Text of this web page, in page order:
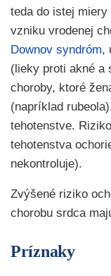
teda do istej
vzniku vrodenej
Downov syndróm,
(lieky proti akné a
choroby, ktoré
(napríklad
tehotenstve.
tehotenstva
nekontroluje).
Zvýšené riziko
chorobu srdca
Príznaky